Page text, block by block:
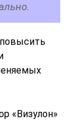
«Визулон»